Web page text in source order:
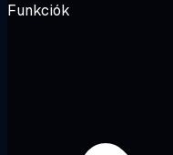
Funkciók